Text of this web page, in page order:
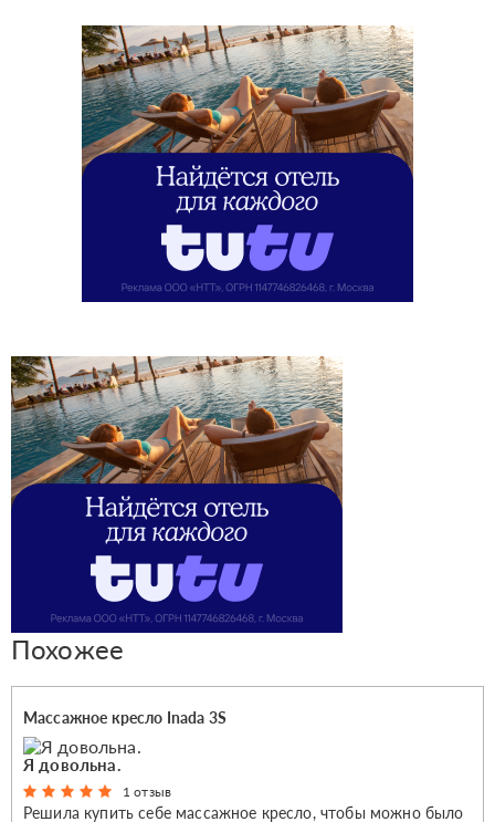
Похожее
Массажное кресло Inada 3S
Я довольна.
1 отзыв
Решила купить себе массажное кресло, чтобы можно было